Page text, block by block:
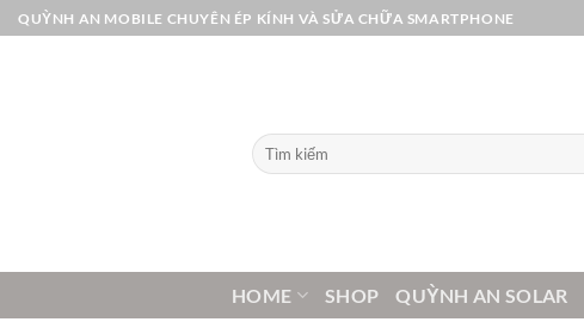
Bỏ
qua
QUỲNH AN MOBILE CHUYÊN ÉP KÍNH VÀ SỬA CHỮA SMARTPHONE
Tìm
kiếm:
HOME SHOP QUỲNH AN SOLAR